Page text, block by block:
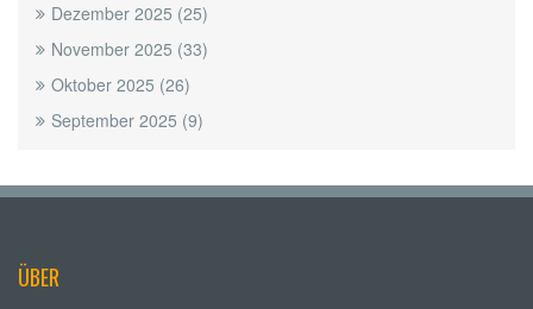
Dezember 2025 (25)
November 2025 (33)
Oktober 2025 (26)
September 2025 (9)
ÜBER